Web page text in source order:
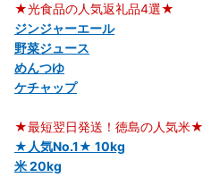
★光食品の人気返礼品4選★
ジンジャーエール
野菜ジュース
めんつゆ
ケチャップ
★最短翌日発送！徳島の人気米★
★人気No.1★ 10kg
米 20kg